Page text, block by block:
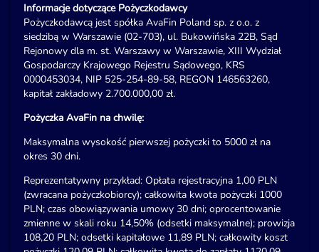
Informacje dotyczące Pożyczkodawcy
Pożyczkodawcą jest spółka AvaFin Poland sp. z o.o. z
siedzibą w Warszawie (02-703), ul. Bukowińska 22B, Sąd
Rejonowy dla m. st. Warszawy w Warszawie, XIII Wydział
Gospodarczy Krajowego Rejestru Sądowego, KRS
0000453034, NIP 525-254-89-58, REGON 146563260,
kapitał zakładowy 2.700.000,00 zł.
Pożyczka AvaFin na chwilę:
Maksymalna wysokość pierwszej pożyczki to 5000 zł na
okres 30 dni.
Reprezentatywny przykład: Opłata rejestracyjna 1,00 PLN
(zwracana pożyczkobiorcy); całkowita kwota pożyczki 1000
PLN; czas obowiązywania umowy 30 dni; oprocentowanie
zmienne w skali roku 14,50% (odsetki maksymalne); prowizja
108,20 PLN; odsetki kapitałowe 11,89 PLN; całkowity koszt